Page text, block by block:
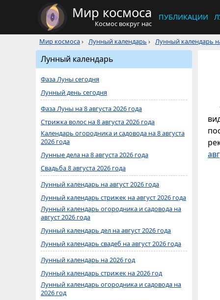
Мир космоса
Космос вокруг нас
ПУБЛИКАЦИИ
Мир космоса› Лунный календарь › Лунный календарь
Лунный календарь
Фаза Луны сегодня
Лунный день сегодня
Фаза Луны на 8 августа 2026 года
Стрижка волос на 8 августа 2026 года
Календарь огородника и садовода на 8 августа
2026 года
Лунные дела на 8 августа 2026 года
Свадьба 8 августа 2026 года
Лунный календарь на август 2026 года
Лунный календарь стрижек на август 2026 года
Лунный календарь огородника и садовода на
август 2026 года
Лунный календарь дел на август 2026 года
Лунный календарь свадеб на август 2026 года
Лунный календарь на 2026 год
Лунный календарь стрижек на 2026 год
Лунный календарь огородника и садовода на
2026 год